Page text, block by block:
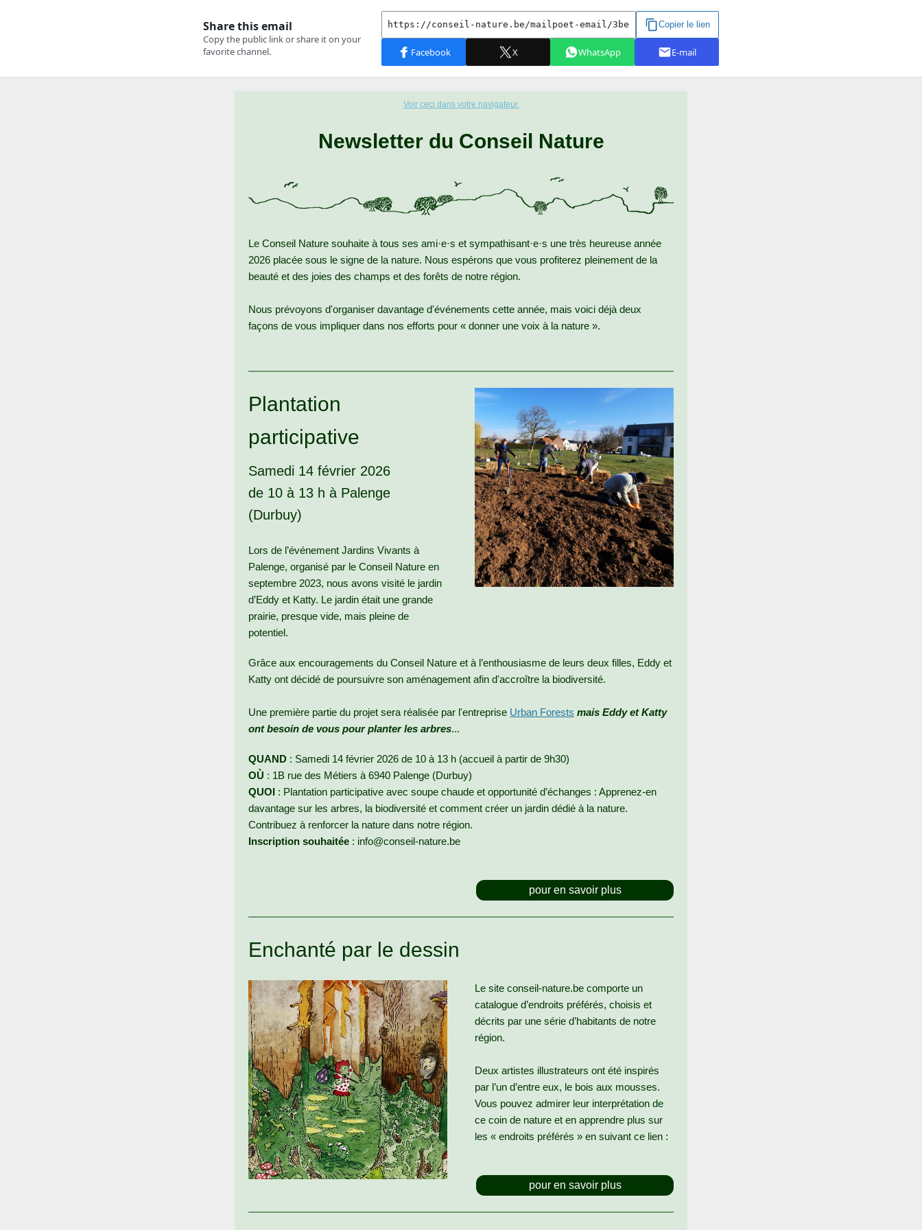
Voir ceci dans votre navigateur.
Newsletter du Conseil Nature
Le Conseil Nature souhaite à tous ses ami·e·s et sympathisant·e·s une très heureuse année
2026 placée sous le signe de la nature. Nous espérons que vous profiterez pleinement de la
beauté et des joies des champs et des forêts de notre région.
Nous prévoyons d'organiser davantage d'événements cette année, mais voici déjà deux
façons de vous impliquer dans nos efforts pour « donner une voix à la nature ».
Plantation
participative
Samedi 14 février 2026
de 10 à 13 h à Palenge
(Durbuy)
Lors de l’événement Jardins Vivants à
Palenge, organisé par le Conseil Nature en
septembre 2023, nous avons visité le jardin
d’Eddy et Katty. Le jardin était une grande
prairie, presque vide, mais pleine de
potentiel.
Grâce aux encouragements du Conseil Nature et à l’enthousiasme de leurs deux filles, Eddy et
Katty ont décidé de poursuivre son aménagement afin d'accroître la biodiversité.
Une première partie du projet sera réalisée par l'entreprise Urban Forests mais Eddy et Katty
ont besoin de vous pour planter les arbres...
QUAND : Samedi 14 février 2026 de 10 à 13 h (accueil à partir de 9h30)
OÙ : 1B rue des Métiers à 6940 Palenge (Durbuy)
QUOI : Plantation participative avec soupe chaude et opportunité d’échanges : Apprenez-en
davantage sur les arbres, la biodiversité et comment créer un jardin dédié à la nature.
Contribuez à renforcer la nature dans notre région.
Inscription souhaitée : info@conseil-nature.be
pour en savoir plus
Enchanté par le dessin
Le site conseil-nature.be comporte un
catalogue d’endroits préférés, choisis et
décrits par une série d’habitants de notre
région.
Deux artistes illustrateurs ont été inspirés
par l’un d’entre eux, le bois aux mousses.
Vous pouvez admirer leur interprétation de
ce coin de nature et en apprendre plus sur
les « endroits préférés » en suivant ce lien :
pour en savoir plus